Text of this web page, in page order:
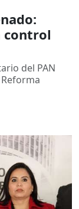
control
del PAN